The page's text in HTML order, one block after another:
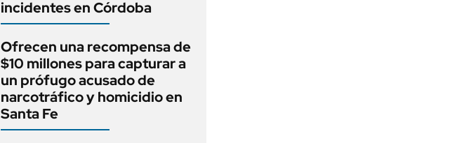
incidentes en Córdoba
Ofrecen una recompensa de
$10 millones para capturar a
un prófugo acusado de
narcotráfico y homicidio en
Santa Fe